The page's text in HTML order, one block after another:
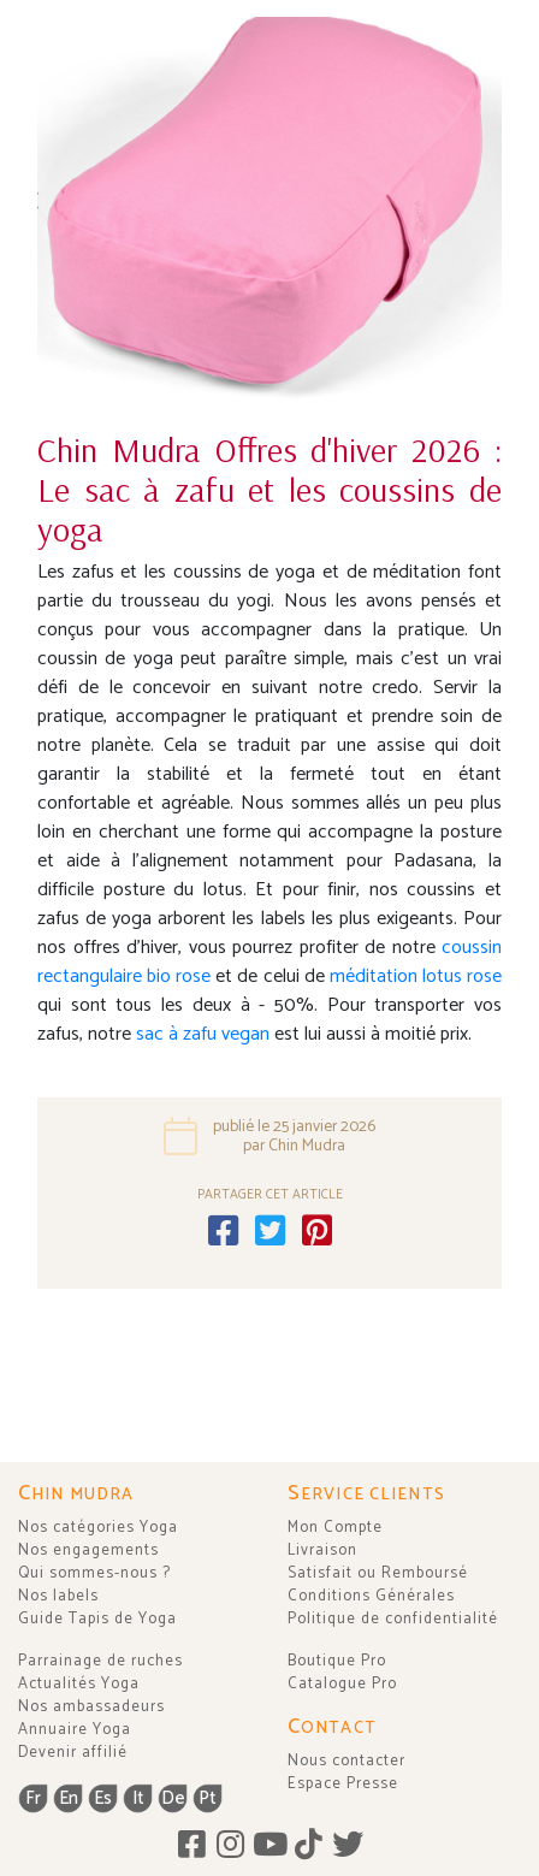
Chin Mudra Offres d'hiver 2026 :
Le sac à zafu et les coussins de
yoga
Les zafus et les coussins de yoga et de méditation font
partie du trousseau du yogi. Nous les avons pensés et
conçus pour vous accompagner dans la pratique. Un
coussin de yoga peut paraître simple, mais c'est un vrai
défi de le concevoir en suivant notre credo. Servir la
pratique, accompagner le pratiquant et prendre soin de
notre planète. Cela se traduit par une assise qui doit
garantir la stabilité et la fermeté tout en étant
confortable et agréable. Nous sommes allés un peu plus
loin en cherchant une forme qui accompagne la posture
et aide à l'alignement notamment pour Padasana, la
difficile posture du lotus. Et pour finir, nos coussins et
zafus de yoga arborent les labels les plus exigeants. Pour
nos offres d'hiver, vous pourrez profiter de notrecoussin
rectangulaire bio roseet de celui deméditation lotus rose
qui sont tous les deux à - 50%. Pour transporter vos
zafus, notresac à zafu veganest lui aussi à moitié prix.
publié le 25 janvier 2026
par Chin Mudra
PARTAGER CET ARTICLE
CHIN MUDRA
Nos catégories Yoga
Nos engagements
Qui sommes-nous ?
Nos labels
Guide Tapis de Yoga
Parrainage de ruches
Actualités Yoga
Nos ambassadeurs
Annuaire Yoga
Devenir affilié
Fr En Es It De Pt
SERVICE CLIENTS
Mon Compte
Livraison
Satisfait ou Remboursé
Conditions Générales
Politique de confidentialité
Boutique Pro
Catalogue Pro
CONTACT
Nous contacter
Espace Presse